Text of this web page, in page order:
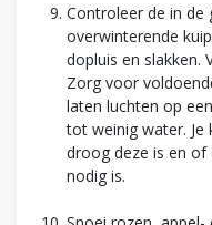
Controleer de in
overwinterende
dopluis en slakken.
Zorg voor
laten luchten op
tot weinig water.
droog deze is en
nodig is.